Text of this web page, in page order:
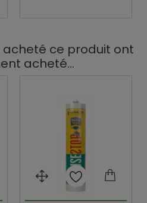
acheté ce produit ont
acheté...